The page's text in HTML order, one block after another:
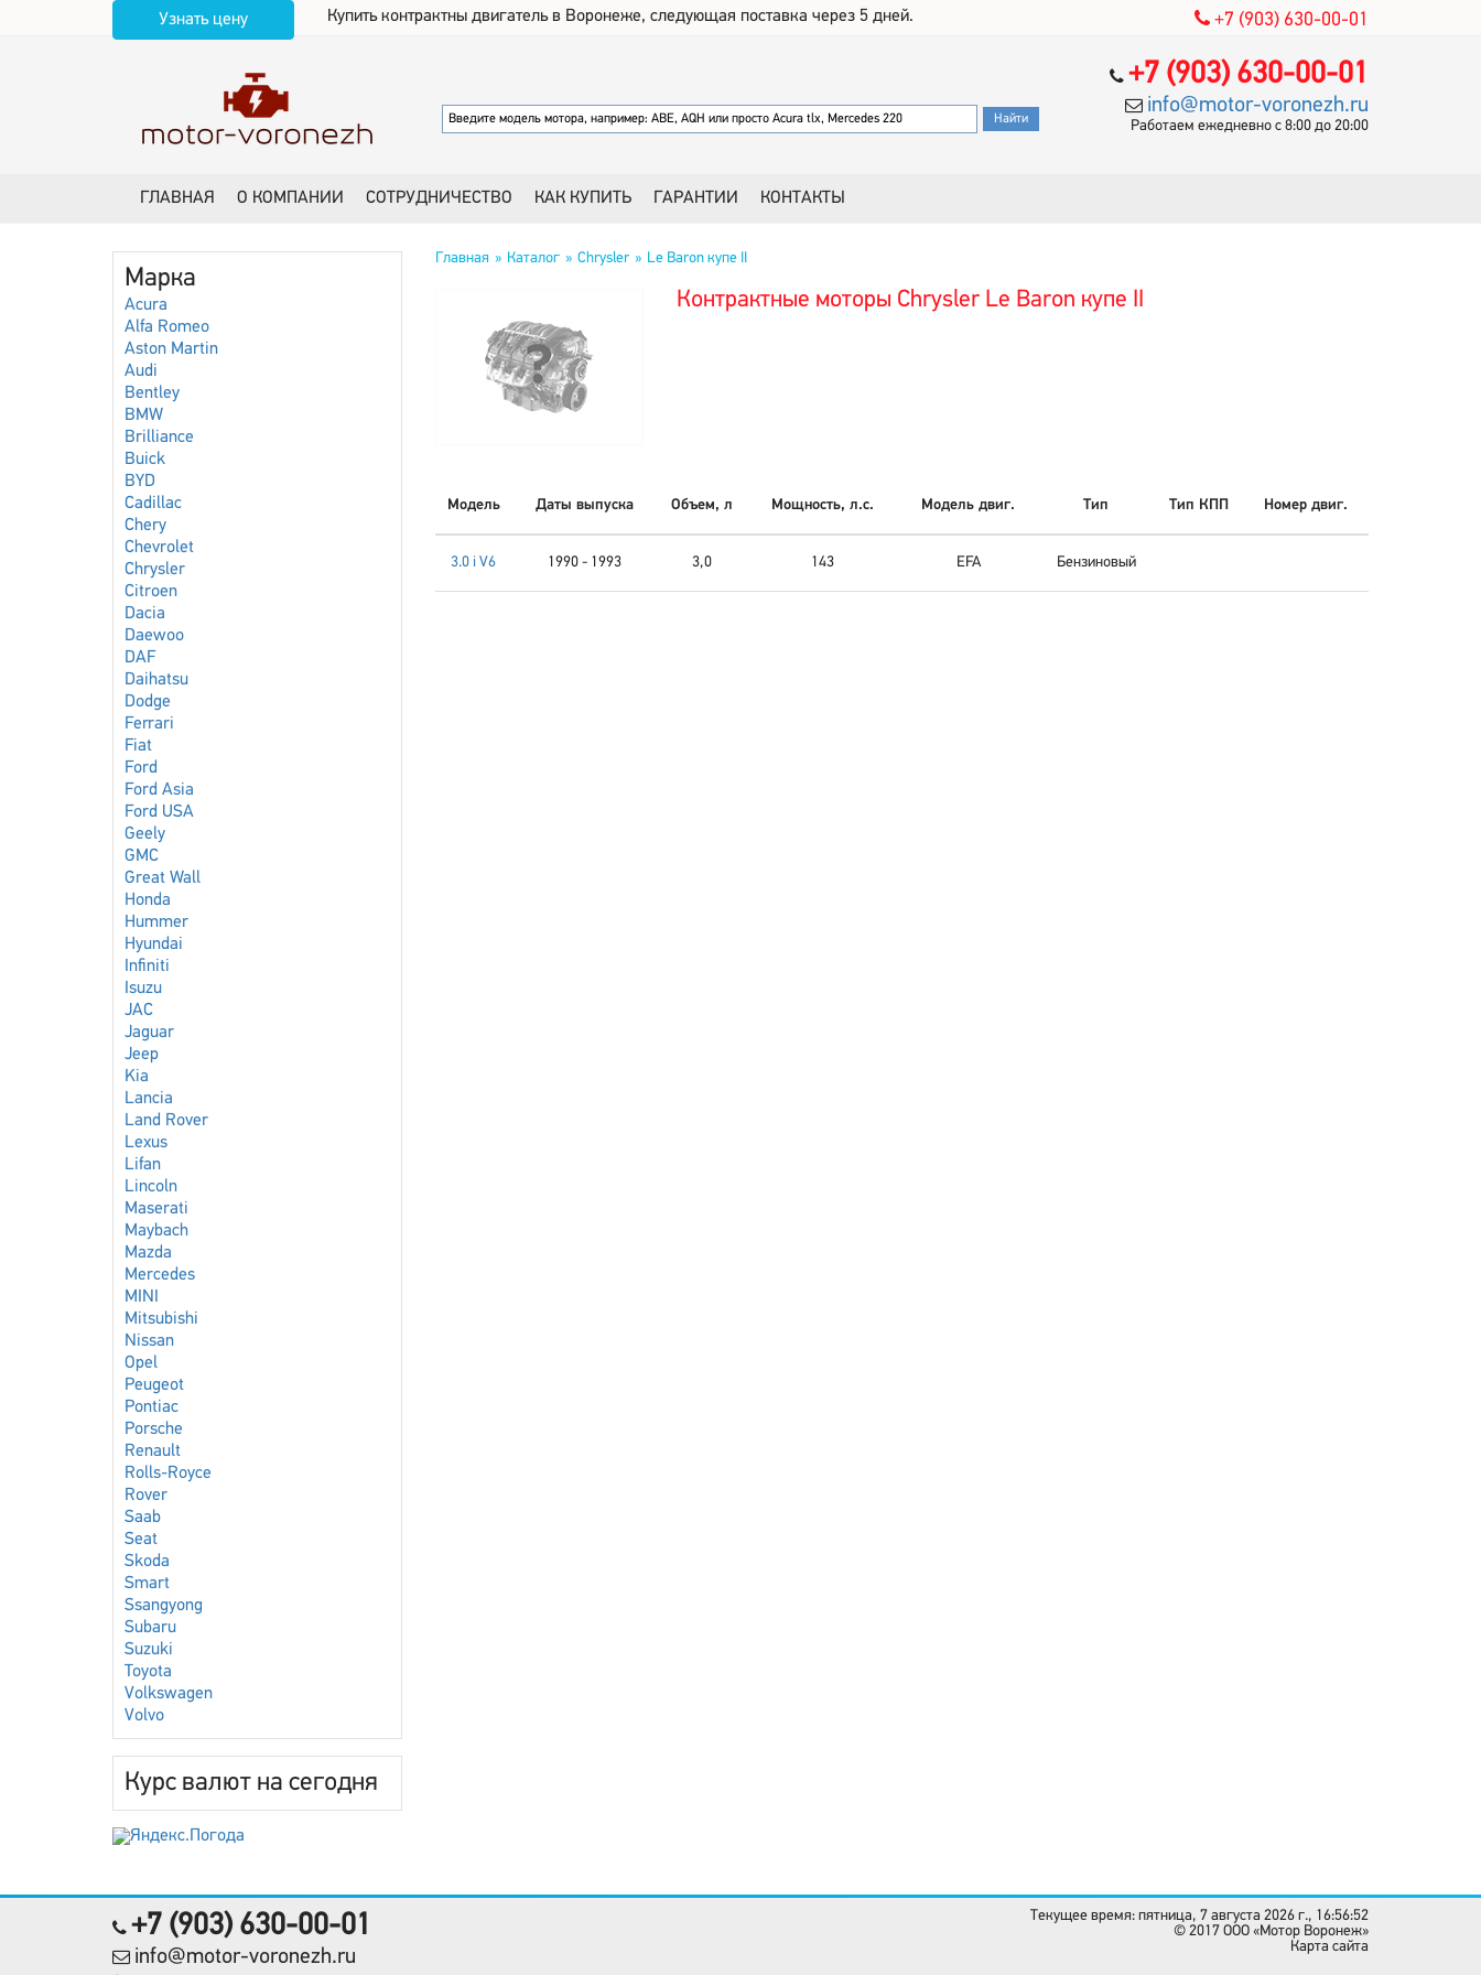
Узнать цену Купить контрактны двигатель в Воронеже, следующая поставка через 5 дней. +7 (903) 630-00-01
+7 (903) 630-00-01
info@motor-voronezh.ru
Работаем ежедневно с 8:00 до 20:00
ГЛАВНАЯ О КОМПАНИИ СОТРУДНИЧЕСТВО КАК КУПИТЬ ГАРАНТИИ КОНТАКТЫ
Марка
Acura
Alfa Romeo
Aston Martin
Audi
Bentley
BMW
Brilliance
Buick
BYD
Cadillac
Chery
Chevrolet
Chrysler
Citroen
Dacia
Daewoo
DAF
Daihatsu
Dodge
Ferrari
Fiat
Ford
Ford Asia
Ford USA
Geely
GMC
Great Wall
Honda
Hummer
Hyundai
Infiniti
Isuzu
JAC
Jaguar
Jeep
Kia
Lancia
Land Rover
Lexus
Lifan
Lincoln
Maserati
Maybach
Mazda
Mercedes
MINI
Mitsubishi
Nissan
Opel
Peugeot
Pontiac
Porsche
Renault
Rolls-Royce
Rover
Saab
Seat
Skoda
Smart
Ssangyong
Subaru
Suzuki
Toyota
Volkswagen
Volvo
Курс валют на сегодня
Главная Каталог Chrysler Le Baron купе II
Контрактные моторы Chrysler Le Baron купе II
Модель Даты выпуска Объем, л Мощность, л.с. Модель двиг. Тип Тип КПП Номер двиг.
3.0 i V6 1990 - 1993 3,0 143 EFA Бензиновый
+7 (903) 630-00-01
info@motor-voronezh.ru
Текущее время: пятница, 7 августа 2026 г., 16:56:52
© 2017 OOO «Мотор Воронеж»
Карта сайта